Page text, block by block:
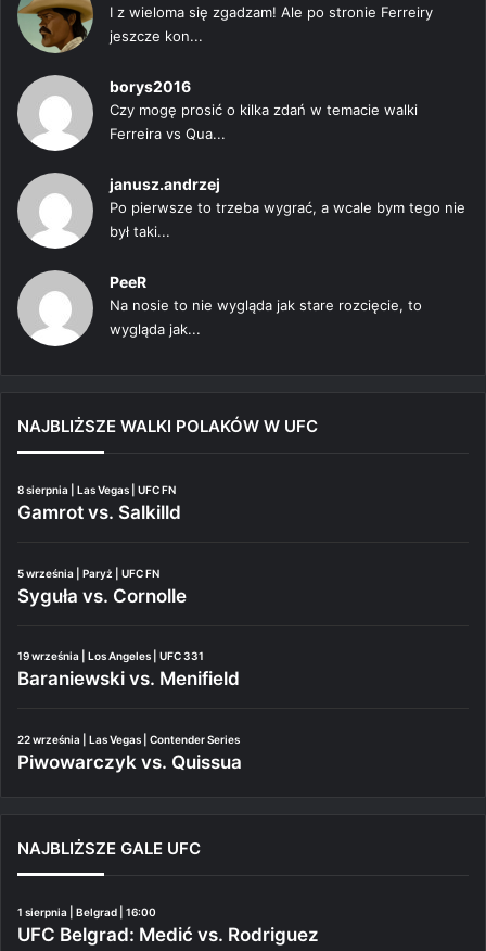
I z wieloma się zgadzam! Ale po stronie Ferreiry
jeszcze kon...
borys2016
Czy mogę prosić o kilka zdań w temacie walki
Ferreira vs Qua...
janusz.andrzej
Po pierwsze to trzeba wygrać, a wcale bym tego nie
był taki...
PeeR
Na nosie to nie wygląda jak stare rozcięcie, to
wygląda jak...
NAJBLIŻSZE WALKI POLAKÓW W UFC
8 sierpnia | Las Vegas | UFC FN
Gamrot vs. Salkilld
5 września | Paryż | UFC FN
Syguła vs. Cornolle
19 września | Los Angeles | UFC 331
Baraniewski vs. Menifield
22 września | Las Vegas | Contender Series
Piwowarczyk vs. Quissua
NAJBLIŻSZE GALE UFC
1 sierpnia | Belgrad | 16:00
UFC Belgrad: Medić vs. Rodriguez